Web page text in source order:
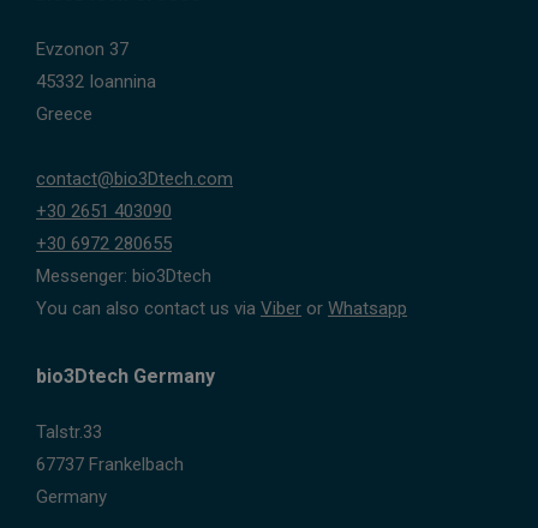
Evzonon 37
45332 Ioannina
Greece
contact@bio3Dtech.com
+30 2651 403090
+30 6972 280655
Messenger: bio3Dtech
You can also contact us via Viber or Whatsapp
bio3Dtech Germany
Talstr.33
67737 Frankelbach
Germany